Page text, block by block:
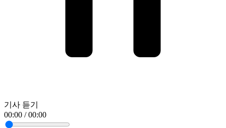
기사 듣기
00:00 / 00:00